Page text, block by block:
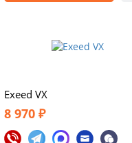
Exeed VX
8 970 ₽